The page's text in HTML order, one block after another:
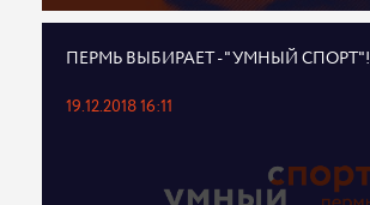
ПЕРМЬ ВЫБИРАЕТ - "УМНЫЙ СПОРТ"!
19.12.2018 16:11